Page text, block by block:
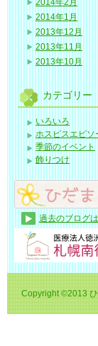
2014年2月
2014年1月
2013年12月
2013年11月
2013年10月
カテゴリー
いろいろ
ホスピスエピソ
季節のイベント
飾りつけ
過去のブログ
Copyright ©2013